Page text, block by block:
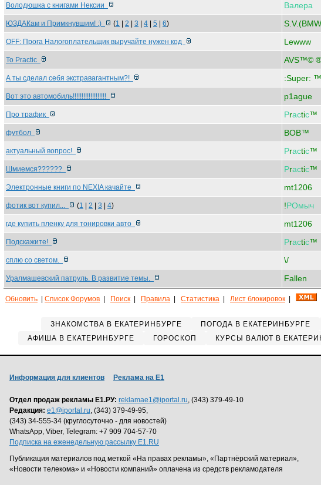
Володюшка с книгами Нексии Валера
ЮЗДАКам и Примкнувшим! :) (1 2 3 4 5 6)
OFF: Прога Налогоплательщик выручайте нужен код Lewww
То Practic AVS™© ®
А ты сделал себя экстравагантным?! :Super: ™
Вот это автомобиль!!!!!!!!!!!!!!!!!!! p1ague
Про трафик Рrасtiс™
футбол BOB™
актуальный вопрос! Рrасtiс™
Шмиемся?????? Рrасtiс™
Электронные книги по NEXIA качайте mt1206
фотик вот купил... (1 2 3 4) !РОмыч
где купить пленку для тонировки авто mt1206
Подскажите! Рrасtiс™
сплю со светом. \/
Уралмашевский патруль. В развитие темы. Fallen
Обновить Список Форумов Поиск Правила Статистика Лист блокировок
ЗНАКОМСТВА В ЕКАТЕРИНБУРГЕ ПОГОДА В ЕКАТЕРИНБУРГЕ
АФИША В ЕКАТЕРИНБУРГЕ
ГОРОСКОП КУРСЫ ВАЛЮТ В
Информация для клиентов Реклама на Е1
Отдел продаж рекламы Е1.РУ: reklamae1@iportal.ru, (343) 379-49-10
Редакция: e1@iportal.ru, (343) 379-49-95,
(343) 34-555-34 (круглосуточно - для новостей)
WhatsApp, Viber, Telegram: +7 909 704-57-70
Подписка на еженедельную рассылку E1.RU
Публикация материалов под меткой «На правах рекламы», «Партнёрский материал»,
«Новости телекома» и «Новости компаний» оплачена из средств рекламодателя